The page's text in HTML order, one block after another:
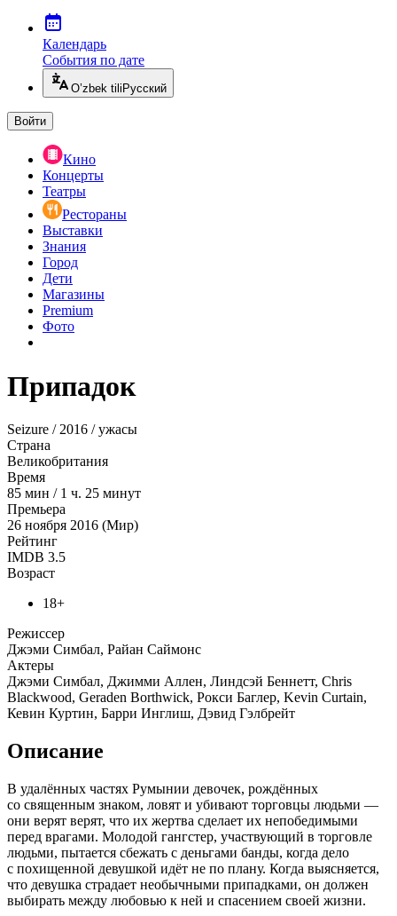
Календарь
События по дате
O’zbek tili Русский
Войти
Кино
Концерты
Театры
Рестораны
Выставки
Знания
Город
Дети
Магазины
Premium
Фото
Припадок
Seizure / 2016 / ужасы
Страна
Великобритания
Время
85 мин / 1 ч. 25 минут
Премьера
26 ноября 2016 (Мир)
Рейтинг
IMDB 3.5
Возраст
18+
Режиссер
Джэми Симбал, Райан Саймонс
Актеры
Джэми Симбал, Джимми Аллен, Линдсэй Беннетт, Chris
Blackwood, Geraden Borthwick, Рокси Баглер, Kevin Curtain,
Кевин Куртин, Барри Инглиш, Дэвид Гэлбрейт
Описание
В удалённых частях Румынии девочек, рождённых
со священным знаком, ловят и убивают торговцы людьми —
они верят верят, что их жертва сделает их непобедимыми
перед врагами. Молодой гангстер, участвующий в торговле
людьми, пытается сбежать с деньгами банды, когда дело
с похищенной девушкой идёт не по плану. Когда выясняется,
что девушка страдает необычными припадками, он должен
выбирать между любовью к ней и спасением своей жизни.